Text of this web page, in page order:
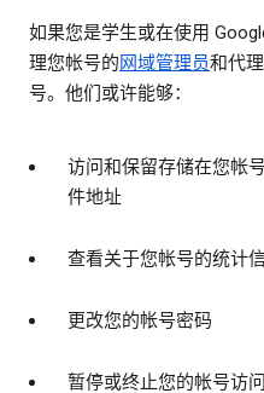
如果您是学生或在使用
理您帐号的网域管理员和代
号。他们或许能够：
访问和保留存储在您帐
件地址
查看关于您帐号的统计
更改您的帐号密码
暂停或终止您的帐号访